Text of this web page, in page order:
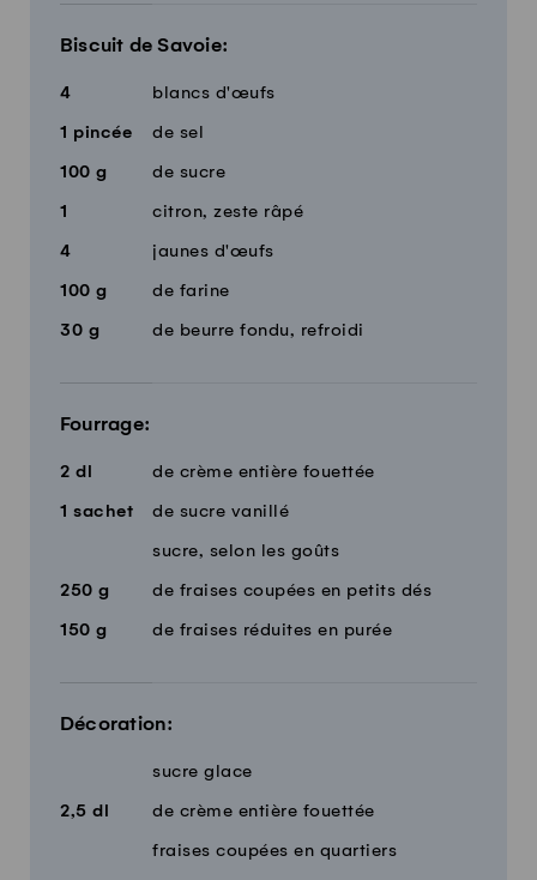
Biscuit de Savoie:
4 blancs d'œufs
1 pincée de sel
100 g de sucre
1 citron, zeste râpé
4 jaunes d'œufs
100 g de farine
30 g de beurre fondu, refroidi
Fourrage:
2 dl de crème entière fouettée
1 sachet de sucre vanillé
sucre, selon les goûts
250 g de fraises coupées en petits dés
150 g de fraises réduites en purée
Décoration:
sucre glace
2,5 dl de crème entière fouettée
fraises coupées en quartiers